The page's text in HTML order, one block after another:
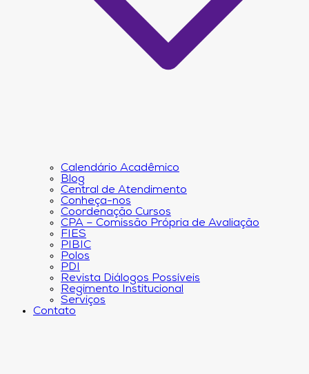
Calendário Acadêmico
Blog
Central de Atendimento
Conheça-nos
Coordenação Cursos
CPA – Comissão Própria de Avaliação
FIES
PIBIC
Polos
PDI
Revista Diálogos Possíveis
Regimento Institucional
Serviços
Contato